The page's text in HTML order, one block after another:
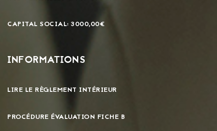
CAPITAL SOCIAL: 3000,00€
INFORMATIONS
LIRE LE RÈGLEMENT INTÉRIEUR
PROCÉDURE ÉVALUATION FICHE B